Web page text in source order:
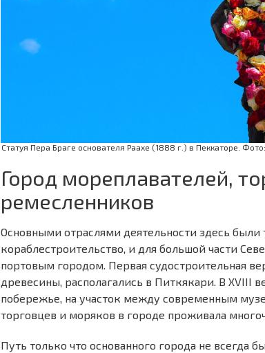
Статуя Пера Браге основателя Раахе (1888 г.) в Пеккаторе.
Город мореплавателей,
ремесленников
Основными отраслями деятельности здесь были
кораблестроительство, и для большой части
портовым городом. Первая судостроительная
древесины, располагались в Питкякари. В
побережье, на участок между современным
торговцев и моряков в городе проживала
Путь только что основанного города не всегда